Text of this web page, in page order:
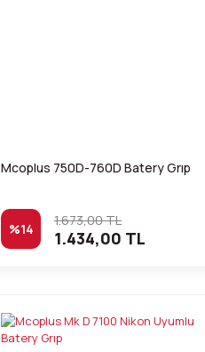
Mcoplus 750D-760D Batery Grıp
%14 1.673,00 TL
1.434,00 TL